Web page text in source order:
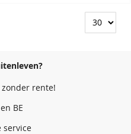
zonder rente!
BE
service